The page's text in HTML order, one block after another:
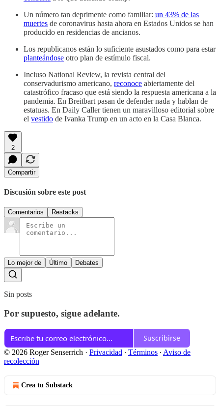
Un número tan deprimente como familiar: un 43% de las
muertes de coronavirus hasta ahora en Estados Unidos se han
producido en residencias de ancianos.
Los republicanos están lo suficiente asustados como para estar
planteándose otro plan de estímulo fiscal.
Incluso National Review, la revista central del
conservadurismo americano, reconoce abiertamente del
catastrófico fracaso que está siendo la respuesta americana a la
pandemia. En Breitbart pasan de defender nada y hablan de
estatuas. En Daily Caller tienen un maravilloso editorial sobre
el vestido de Ivanka Trump en un acto en la Casa Blanca.
2
Compartir
Discusión sobre este post
Comentarios Restacks
Lo mejor de Último Debates
Sin posts
Por supuesto, sigue adelante.
Suscribirse
© 2026 Roger Senserrich · Privacidad ∙ Términos ∙ Aviso de
recolección
Crea tu Substack